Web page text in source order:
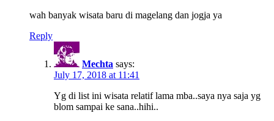
wah banyak wisata baru di magelang dan jogja ya
Reply
Mechta says:
July 17, 2018 at 11:41
Yg di list ini wisata relatif lama mba..saya nya saja yg
blom sampai ke sana..hihi..